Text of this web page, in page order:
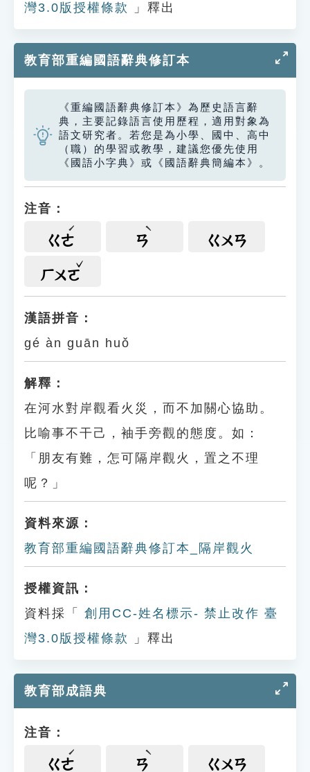
灣3.0版授權條款
」釋出
教育部重編國語辭典修訂本
《重編國語辭典修訂本》為歷史語言辭
典，主要記錄語言使用歷程，適用對象為
語文研究者。若您是為小學、國中、高中
（職）的學習或教學，建議您優先使用
《國語小字典》或《國語辭典簡編本》。
注音：
ㄍㄜ ㄢ ㄍㄨㄢ
ㄏㄨㄛ
漢語拼音：
gé àn guān huǒ
解釋：
在河水對岸觀看火災，而不加關心協助。
比喻事不干己，袖手旁觀的態度。如：
「朋友有難，怎可隔岸觀火，置之不理
呢？」
資料來源：
教育部重編國語辭典修訂本_隔岸觀火
授權資訊：
資料採「
創用CC-姓名標示- 禁止改作 臺
灣3.0版授權條款
」釋出
教育部成語典
注音：
ㄍㄜ ㄢ ㄍㄨㄢ